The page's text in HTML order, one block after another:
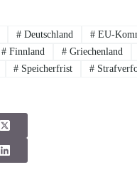
# Deutschland # EU-
# Finnland # Griechenland
# Speicherfrist #